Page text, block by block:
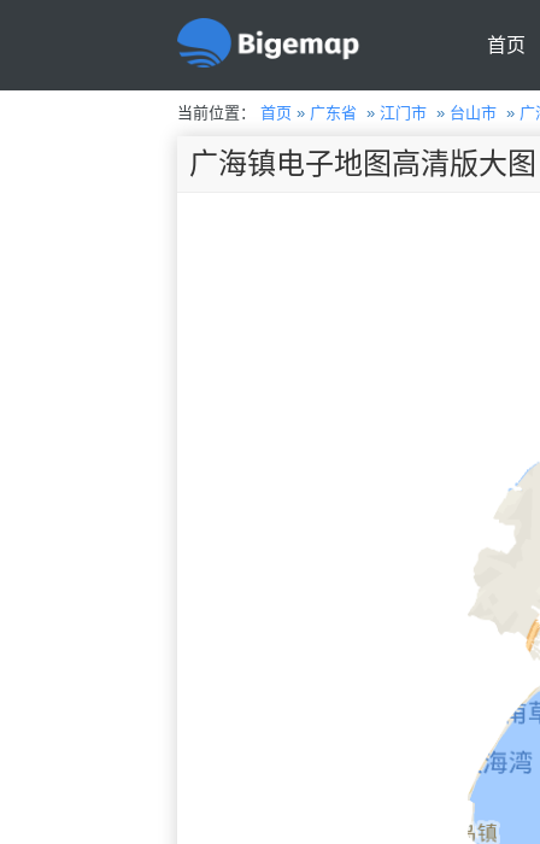
首页
当前位置： 首页» 广东省 » 江门市» 台山市» 广
广海镇电子地图高清版大图